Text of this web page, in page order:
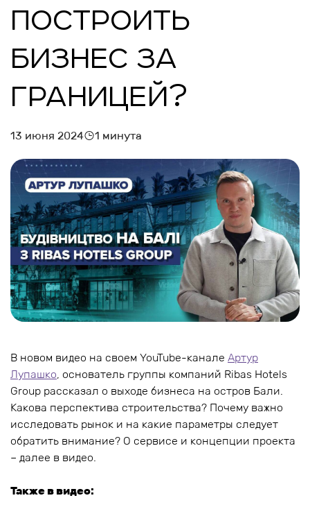
ПОСТРОИТЬ
БИЗНЕС ЗА
ГРАНИЦЕЙ?
13 июня 2024 1 минута
В новом видео на своем YouTube-канале Артур
Лупашко, основатель группы компаний Ribas Hotels
Group рассказал о выходе бизнеса на остров Бали.
Какова перспектива строительства? Почему важно
исследовать рынок и на какие параметры следует
обратить внимание? О сервисе и концепции проекта
– далее в видео.
Также в видео: